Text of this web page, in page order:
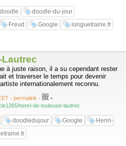
doodle
doodle-du-jour
Freud Google
longuetraine.fr
à juste raison, il a su cependant rester
et traverser le temps pour devenir
internationalement reconnu.
- permalink - -
henri-de-toulouse-lautrec
doodledujour Google
Henri-